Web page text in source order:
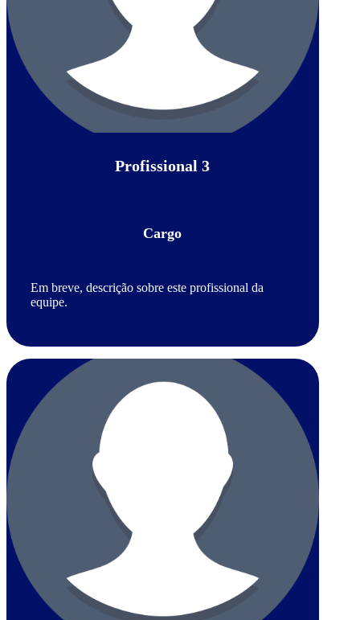
Profissional 3
Cargo
Em breve, descrição sobre este profissional da
equipe.